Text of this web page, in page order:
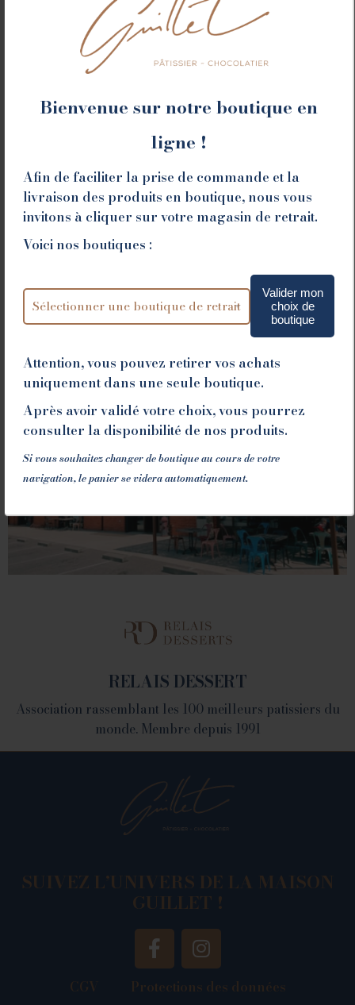
Bienvenue sur notre boutique en
ligne !
Afin de faciliter la prise de commande et la
livraison des produits en boutique, nous vous
invitons à cliquer sur votre magasin de retrait.
Voici nos boutiques :
Valider mon
choix de
boutique
Attention, vous pouvez retirer vos achats
uniquement dans une seule boutique.
Après avoir validé votre choix, vous pourrez
consulter la disponibilité de nos produits.
Si vous souhaitez changer de boutique au cours de votre
navigation, le panier se videra automatiquement.
ROMANS
78 place Jean Jaurès - 26100 Romans sur Isère
Tél. 04 75 02 26 80
VALENCE
1 place du Champ de Mars - 26000 Valence
Tél. 04 75 60 90 28
1082 Chemin de Devienne - 26100 Romans sur Isère
RELAIS DESSERT
Association rassemblant les 100 meilleurs patissiers du
monde. Membre depuis 1991
SUIVEZ L’UNIVERS DE LA MAISON
GUILLET !
CGV Protections des données